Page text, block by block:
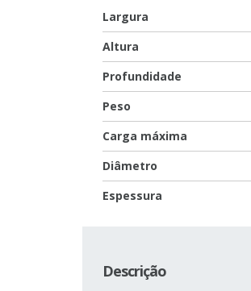
Largura
Altura
Profundidade
Peso
Carga máxima
Diâmetro
Espessura
Descrição